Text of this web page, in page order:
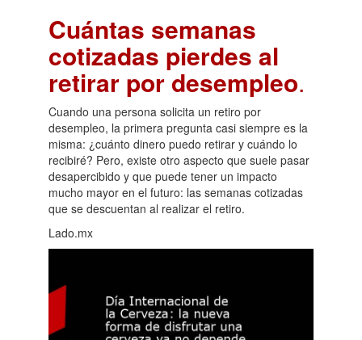
Cuántas semanas
cotizadas pierdes al
retirar por desempleo.
Cuando una persona solicita un retiro por
desempleo, la primera pregunta casi siempre es la
misma: ¿cuánto dinero puedo retirar y cuándo lo
recibiré? Pero, existe otro aspecto que suele pasar
desapercibido y que puede tener un impacto
mucho mayor en el futuro: las semanas cotizadas
que se descuentan al realizar el retiro.
Lado.mx